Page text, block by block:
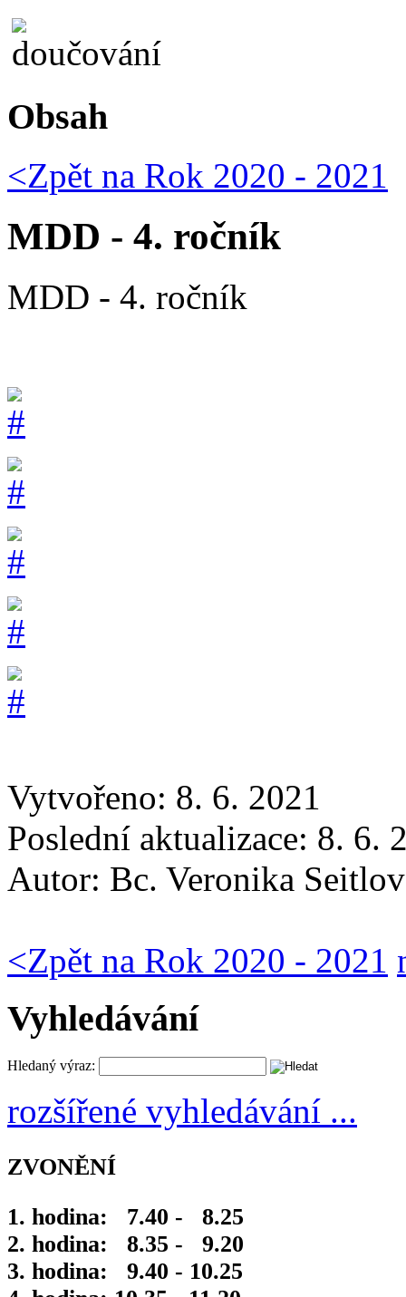
Obsah
<Zpět na Rok 2020 - 2021
MDD - 4. ročník
MDD - 4. ročník
Vytvořeno: 8. 6. 2021
Poslední aktualizace: 8. 6.
Autor: Bc. Veronika
<Zpět na Rok 2020 - 2021
Vyhledávání
Hledaný výraz:
rozšířené vyhledávání ...
ZVONĚNÍ
1. hodina: 7.40 - 8.25
2. hodina: 8.35 - 9.20
3. hodina: 9.40 - 10.25